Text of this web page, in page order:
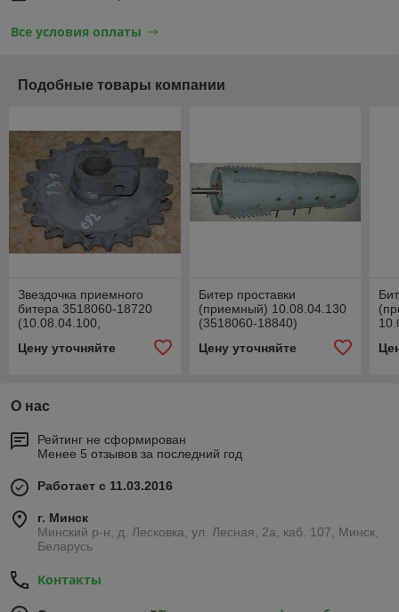
Все условия оплаты
Подобные товары компании
Звездочка приемного
битера 3518060-18720
(10.08.04.100,
Цену уточняйте
Битер проставки
(приемный) 10.08.04.130
(3518060-18840)
Цену уточняйте
О нас
Рейтинг не сформирован
Менее 5 отзывов за последний год
Работает с 11.03.2016
г. Минск
Минский р-н, д. Лесковка, ул. Лесная, 2а, каб. 107, Минск,
Беларусь
Контакты